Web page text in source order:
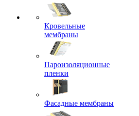
Кровельные
мембраны
Пароизоляционные
пленки
Фасадные мембраны